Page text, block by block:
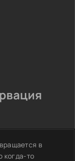
в
когда-то